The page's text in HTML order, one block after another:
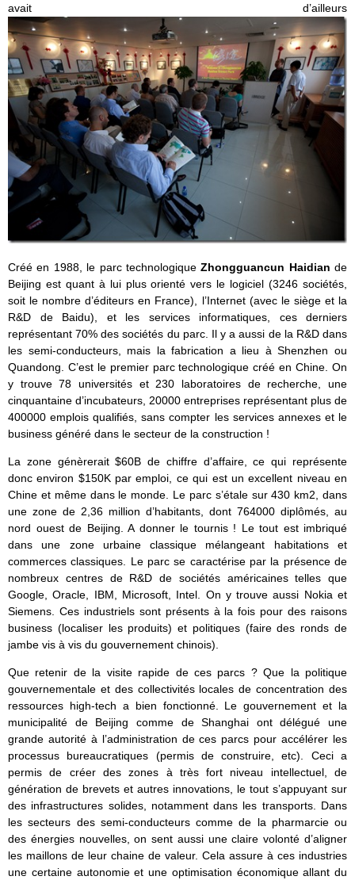
avait d’ailleurs
Créé en 1988, le parc technologiqueZhongguancun Haidian de
Beijing est quant à lui plus orienté vers le logiciel (3246 sociétés,
soit le nombre d’éditeurs en France), l’Internet (avec le siège et la
R&D de Baidu), et les services informatiques, ces derniers
représentant 70% des sociétés du parc. Il y a aussi de la R&D dans
les semi-conducteurs, mais la fabrication a lieu à Shenzhen ou
Quandong. C’est le premier parc technologique créé en Chine. On
y trouve 78 universités et 230 laboratoires de recherche, une
cinquantaine d’incubateurs, 20000 entreprises représentant plus de
400000 emplois qualifiés, sans compter les services annexes et le
business généré dans le secteur de la construction !
La zone génèrerait $60B de chiffre d’affaire, ce qui représente
donc environ $150K par emploi, ce qui est un excellent niveau en
Chine et même dans le monde. Le parc s’étale sur 430 km2, dans
une zone de 2,36 million d’habitants, dont 764000 diplômés, au
nord ouest de Beijing. A donner le tournis ! Le tout est imbriqué
dans une zone urbaine classique mélangeant habitations et
commerces classiques. Le parc se caractérise par la présence de
nombreux centres de R&D de sociétés américaines telles que
Google, Oracle, IBM, Microsoft, Intel. On y trouve aussi Nokia et
Siemens. Ces industriels sont présents à la fois pour des raisons
business (localiser les produits) et politiques (faire des ronds de
jambe vis à vis du gouvernement chinois).
Que retenir de la visite rapide de ces parcs ? Que la politique
gouvernementale et des collectivités locales de concentration des
ressources high-tech a bien fonctionné. Le gouvernement et la
municipalité de Beijing comme de Shanghai ont délégué une
grande autorité à l’administration de ces parcs pour accélérer les
processus bureaucratiques (permis de construire, etc). Ceci a
permis de créer des zones à très fort niveau intellectuel, de
génération de brevets et autres innovations, le tout s’appuyant sur
des infrastructures solides, notamment dans les transports. Dans
les secteurs des semi-conducteurs comme de la pharmarcie ou
des énergies nouvelles, on sent aussi une claire volonté d’aligner
les maillons de leur chaine de valeur. Cela assure à ces industries
une certaine autonomie et une optimisation économique allant du